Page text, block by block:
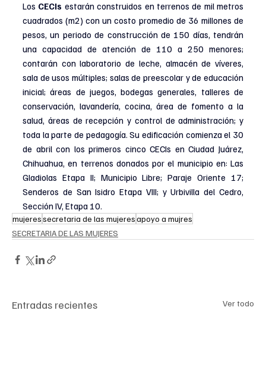
Los CECIs estarán construidos en terrenos de mil metros
cuadrados (m2) con un costo promedio de 36 millones de
pesos, un periodo de construcción de 150 días, tendrán
una capacidad de atención de 110 a 250 menores;
contarán con laboratorio de leche, almacén de víveres,
sala de usos múltiples; salas de preescolar y de educación
inicial; áreas de juegos, bodegas generales, talleres de
conservación, lavandería, cocina, área de fomento a la
salud, áreas de recepción y control de administración; y
toda la parte de pedagogía. Su edificación comienza el 30
de abril con los primeros cinco CECIs en Ciudad Juárez,
Chihuahua, en terrenos donados por el municipio en: Las
Gladiolas Etapa II; Municipio Libre; Paraje Oriente 17;
Senderos de San Isidro Etapa VIII; y Urbivilla del Cedro,
Sección IV, Etapa 10.
mujeressecretaria de las mujeresapoyo a mujres
SECRETARIA DE LAS MUJERES
Entradas recientes Ver todo